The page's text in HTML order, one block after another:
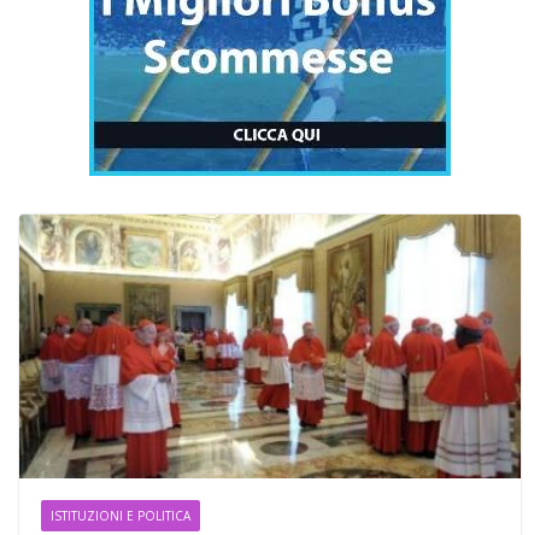
ISTITUZIONI E POLITICA